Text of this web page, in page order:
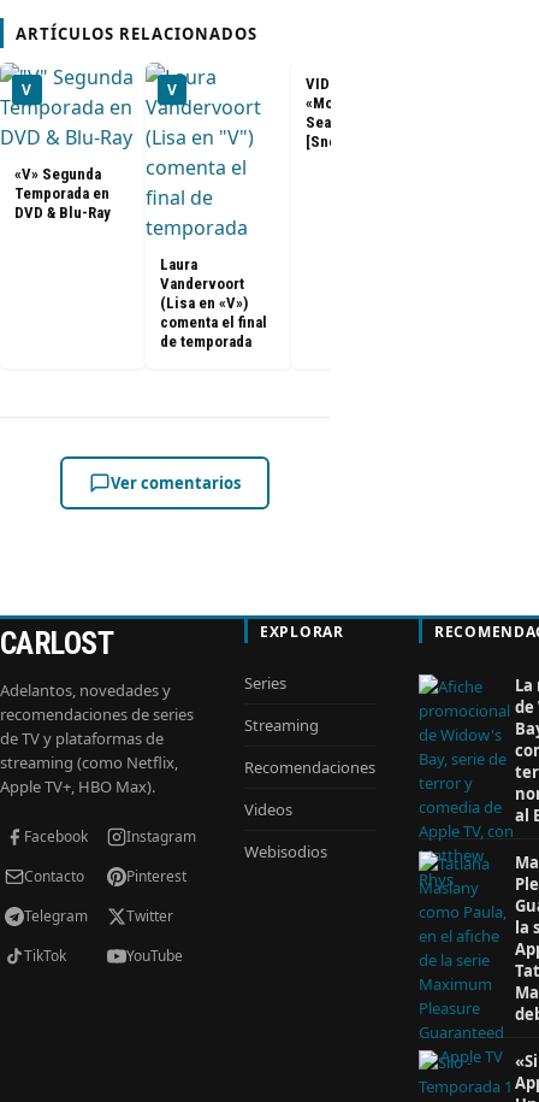
ARTÍCULOS RELACIONADOS
V
«V» Segunda
Temporada en
DVD & Blu-Ray
V
Laura
Vandervoort
(Lisa en «V»)
comenta el final
de temporada
VIDEOS – V 2x10
«Mother’s Day»
Season Finale
[Sneak Peeks]
Ver comentarios
CARLOST
Adelantos, novedades y
recomendaciones de series
de TV y plataformas de
streaming (como Netflix,
Apple TV+, HBO Max).
Facebook
Instagram
Contacto
Pinterest
Telegram
Twitter
TikTok
YouTube
EXPLORAR
Series
Streaming
Recomendaciones
Videos
Webisodios
de
al
la